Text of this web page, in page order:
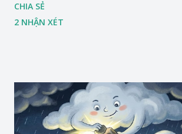
CHIA SẺ
2 NHẬN XÉT